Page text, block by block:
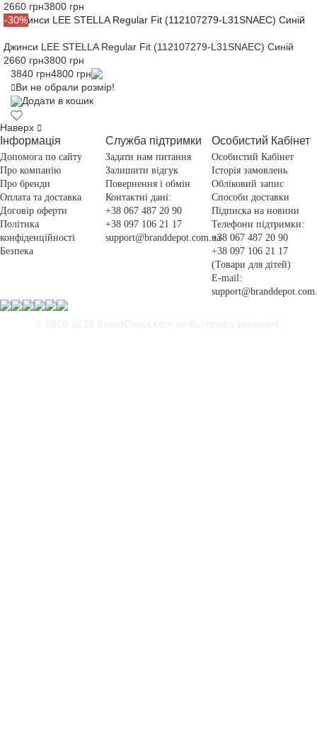
2660 грн3800 грн
-30%
Джинси LEE STELLA Regular Fit (112107279-L31SNAEC) Синій
2660 грн3800 грн
3840 грн4800 грн
Ви не обрали розмір!
Додати в кошик
Наверх
Інформація
Допомога по сайту
Про компанію
Про бренди
Оплата та доставка
Договір оферти
Політика
конфіденційності
Безпека
Служба підтримки
Задати нам питання
Залишити відгук
Повернення і обмін
Контактні дані:
+38 067 487 20 90
+38 097 106 21 17
support@branddepot.com.ua
Особистий Кабінет
Особистий Кабінет
Історія замовлень
Обліковий запис
Способи доставки
Підписка на новини
Телефони підтримки:
+38 067 487 20 90
+38 097 106 21 17
(Товари для дітей)
E-mail: